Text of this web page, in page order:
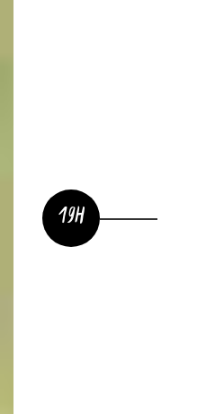
19H